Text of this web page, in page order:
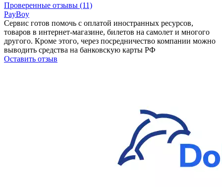
Проверенные отзывы (11)
PayBoy
Сервис готов помочь с оплатой иностранных ресурсов,
товаров в интернет-магазине, билетов на самолет и многого
другого. Кроме этого, через посредничество компании можно
выводить средства на банковскую карты РФ
Оставить отзыв